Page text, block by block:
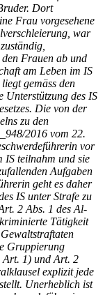
Dort
Frau vorgesehene
war
Frauen ab und
am Leben im IS
gemäss den
Unterstützung des IS
Die von der
zu den
2016 vom 22.
vor
IS teilnahm und sie
Aufgaben
geht es daher
IS unter Strafe zu
2 Abs. 1 des Al-
Tätigkeit
Gruppierung
Art. 1) und Art. 2
explizit jede
Unerheblich ist